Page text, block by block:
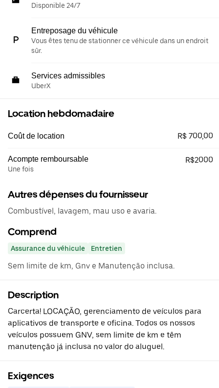
Disponible 24/7
Entreposage du véhicule
Vous êtes tenu de stationner ce véhicule dans un endroit
sûr.
Services admissibles
UberX
Location hebdomadaire
Coût de location R$ 700,00
Acompte remboursable
Une fois
R$2000
Autres dépenses du fournisseur
Combustível, lavagem, mau uso e avaria.
Comprend
Assurance du véhicule Entretien
Sem limite de km, Gnv e Manutenção inclusa.
Description
Carcerta! LOCAÇÃO, gerenciamento de veículos para
aplicativos de transporte e oficina. Todos os nossos
veículos possuem GNV, sem limite de km e têm
manutenção já inclusa no valor do aluguel.
Exigences